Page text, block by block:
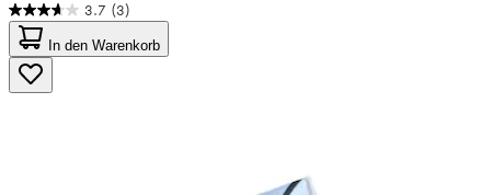
3.7 (3)
3.7
von
5
Sternen.
3
In den Warenkorb